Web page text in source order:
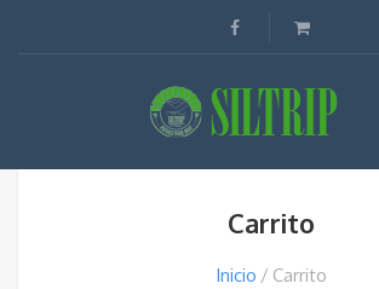
Carrito
Inicio Carrito